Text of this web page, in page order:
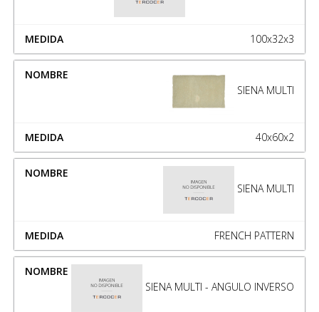
100x32x3
SIENA MULTI
40x60x2
SIENA MULTI
FRENCH PATTERN
SIENA MULTI - ANGULO INVERSO